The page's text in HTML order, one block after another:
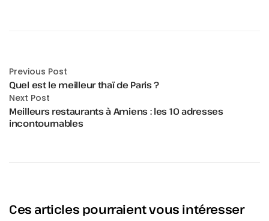
Previous Post
Quel est le meilleur thaï de Paris ?
Next Post
Meilleurs restaurants à Amiens : les 10 adresses
incontournables
Ces articles pourraient vous intéresser